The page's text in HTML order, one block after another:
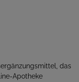
das
Apotheke